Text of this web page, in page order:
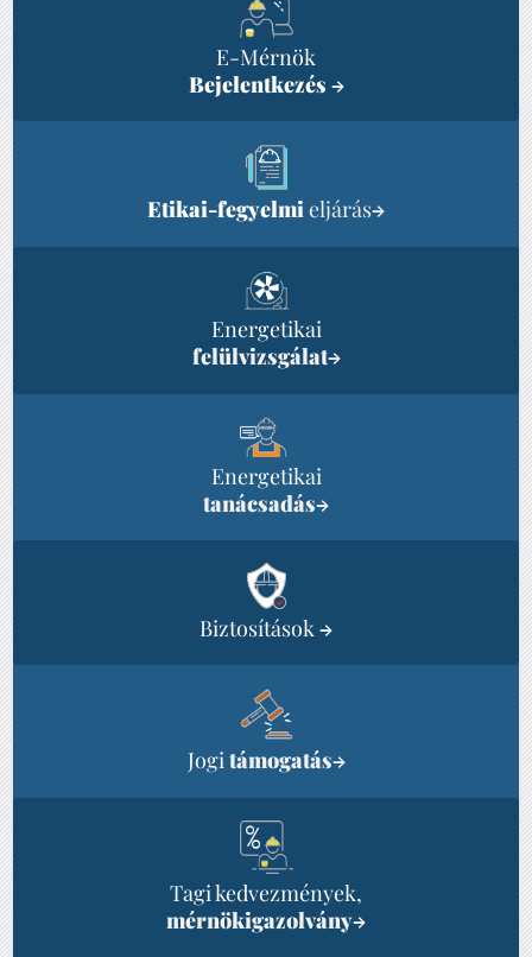
E-Mérnök
Bejelentkezés →
Etikai-fegyelmieljárás→
Energetikai
felülvizsgálat→
Energetikai
tanácsadás→
Biztosítások→
Jogitámogatás→
Tagi kedvezmények,
mérnökigazolvány→